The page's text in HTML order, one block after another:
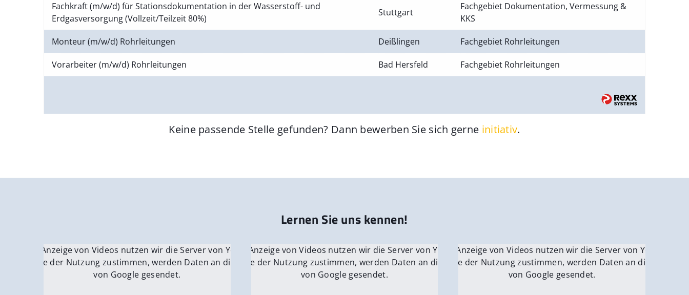
Fachkraft (m/w/d) für Stationsdokumentation in der Wasserstoff- und
Erdgasversorgung (Vollzeit/Teilzeit 80%)
Stuttgart
Fachgebiet Dokumentation, Vermessung &
KKS
Monteur (m/w/d) Rohrleitungen Deißlingen Fachgebiet Rohrleitungen
Vorarbeiter (m/w/d) Rohrleitungen Bad Hersfeld Fachgebiet Rohrleitungen
Keine passende Stelle gefunden? Dann bewerben Sie sich gerne initiativ.
Lernen Sie uns kennen!
Für die Anzeige von Videos nutzen wir die Server von YouTube.
Wenn Sie der Nutzung zustimmen, werden Daten an die Server
von Google gesendet.
Für die Anzeige von Videos nutzen wir die Server von YouTube.
Wenn Sie der Nutzung zustimmen, werden Daten an die Server
von Google gesendet.
Für die Anzeige von Videos nutzen wir die Server von YouTube.
Wenn Sie der Nutzung zustimmen, werden Daten an die Server
von Google gesendet.